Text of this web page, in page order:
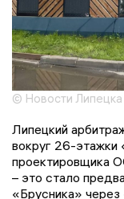
© Новости Липецка
Липецкий
вокруг 26-этажки
проектировщика
– это стало
«Брусника»